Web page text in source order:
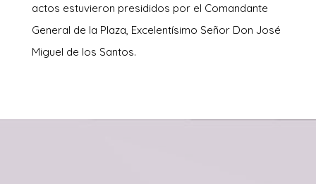
actos estuvieron presididos por el Comandante
General de la Plaza, Excelentísimo Señor Don José
Miguel de los Santos.